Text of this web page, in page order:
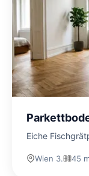
Eiche
Wien 3. 45